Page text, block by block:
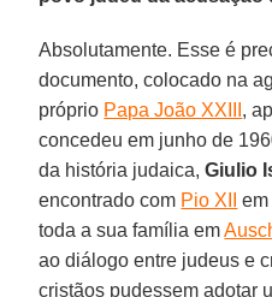
Absolutamente. Esse é
documento, colocado na
próprio Papa João XXIII ,
concedeu em junho de
da história judaica,Giulio
encontrado com Pio XII
toda a sua família em
ao diálogo entre judeus e
cristãos pudessem adotar